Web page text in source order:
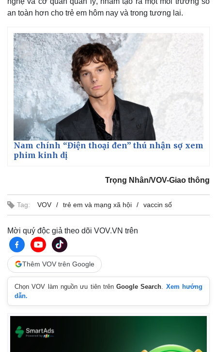
an toàn hơn cho trẻ em hôm nay và trong tương lai.
Nam chính “Điện thoại đen” thú nhận sợ xem
phim kinh dị
Trọng Nhân/VOV-Giao thông
Tag: VOV trẻ em và mạng xã hội vaccin số
Mời quý độc giả theo dõi VOV.VN trên
Thêm VOV trên Google
Chọn VOV làm nguồn ưu tiên trênGoogle Search
Xem hướng
dẫn.